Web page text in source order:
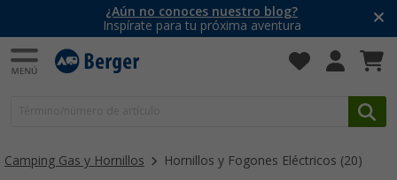
¿Aún no conoces nuestro blog?
Inspírate para tu próxima aventura
Camping Gas y Hornillos Hornillos y Fogones Eléctricos (20)